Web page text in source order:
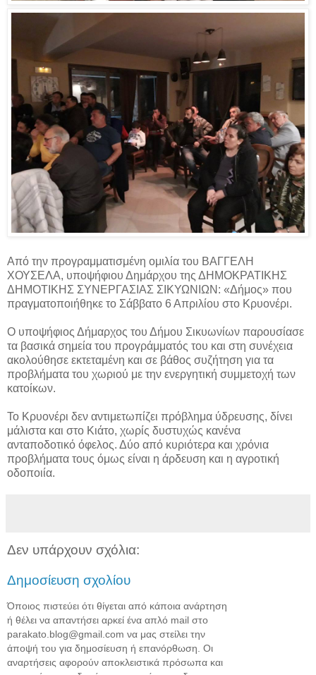
Από την προγραμματισμένη ομιλία του ΒΑΓΓΕΛΗ
ΧΟΥΣΕΛΑ, υποψήφιου Δημάρχου της ΔΗΜΟΚΡΑΤΙΚΗΣ
ΔΗΜΟΤΙΚΗΣ ΣΥΝΕΡΓΑΣΙΑΣ ΣΙΚΥΩΝΙΩΝ: «Δήμος» που
πραγματοποιήθηκε το Σάββατο 6 Απριλίου στο Κρυονέρι.
Ο υποψήφιος Δήμαρχος του Δήμου Σικυωνίων παρουσίασε
τα βασικά σημεία του προγράμματός του και στη συνέχεια
ακολούθησε εκτεταμένη και σε βάθος συζήτηση για τα
προβλήματα του χωριού με την ενεργητική συμμετοχή των
κατοίκων.
Το Κρυονέρι δεν αντιμετωπίζει πρόβλημα ύδρευσης, δίνει
μάλιστα και στο Κιάτο, χωρίς δυστυχώς κανένα
ανταποδοτικό όφελος. Δύο από κυριότερα και χρόνια
προβλήματα τους όμως είναι η άρδευση και η αγροτική
οδοποιία.
Δεν υπάρχουν σχόλια:
Δημοσίευση σχολίου
Όποιος πιστεύει ότι θίγεται από κάποια ανάρτηση
ή θέλει να απαντήσει αρκεί ένα απλό mail στο
parakato.blog@gmail.com να μας στείλει την
άποψή του για δημοσίευση ή επανόρθωση. Οι
αναρτήσεις αφορούν αποκλειστικά πρόσωπα και